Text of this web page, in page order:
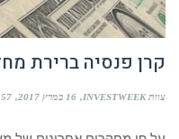
קרן פנסיה ברירת
צוות INVESTWEEK 16 במרץ 2017